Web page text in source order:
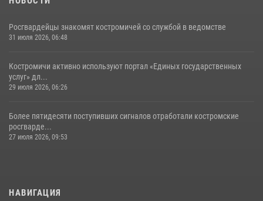
Росгвардейцы знакомят костромичей со службой в ведомстве
31 июля 2026, 06:48
Костромичи активно используют портал «Единых государственных
услуг» дл...
29 июля 2026, 06:26
Более пятидесяти поступивших сигналов отработали костромские
росгварде...
27 июля 2026, 09:53
НАВИГАЦИЯ